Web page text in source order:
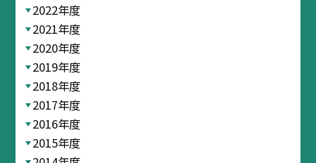
2022年度
2021年度
2020年度
2019年度
2018年度
2017年度
2016年度
2015年度